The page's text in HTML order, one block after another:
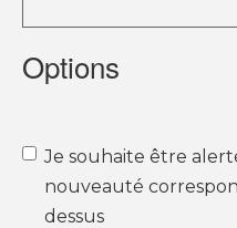
Options
Je souhaite être
nouveauté
dessus